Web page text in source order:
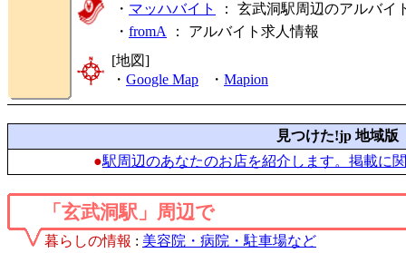
・ マッハバイト
： 玄武洞駅周辺のアルバイ
・ fromA ： アルバイト求人情報
[地図]
・ Google Map ・ Mapion
見つけた!jp 地域版
●駅周辺のあなたのお店を紹介します。掲載に
「玄武洞駅」周辺で
暮らしの情報 : 美容院・病院・駐車場など